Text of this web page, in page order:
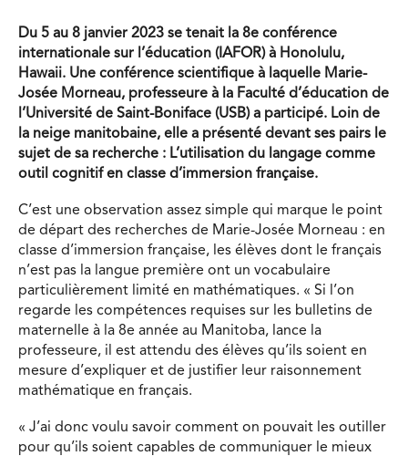
Du 5 au 8 janvier 2023 se tenait la 8e conférence
internationale sur l’éducation (IAFOR) à Honolulu,
Hawaii. Une conférence scientifique à laquelle Marie-
Josée Morneau, professeure à la Faculté d’éducation de
l’Université de Saint-Boniface (USB) a participé. Loin de
la neige manitobaine, elle a présenté devant ses pairs le
sujet de sa recherche : L’utilisation du langage comme
outil cognitif en classe d’immersion française.
C’est une observation assez simple qui marque le point
de départ des recherches de Marie-Josée Morneau : en
classe d’immersion française, les élèves dont le français
n’est pas la langue première ont un vocabulaire
particulièrement limité en mathématiques. « Si l’on
regarde les compétences requises sur les bulletins de
maternelle à la 8e année au Manitoba, lance la
professeure, il est attendu des élèves qu’ils soient en
mesure d’expliquer et de justifier leur raisonnement
mathématique en français.
« J’ai donc voulu savoir comment on pouvait les outiller
pour qu’ils soient capables de communiquer le mieux